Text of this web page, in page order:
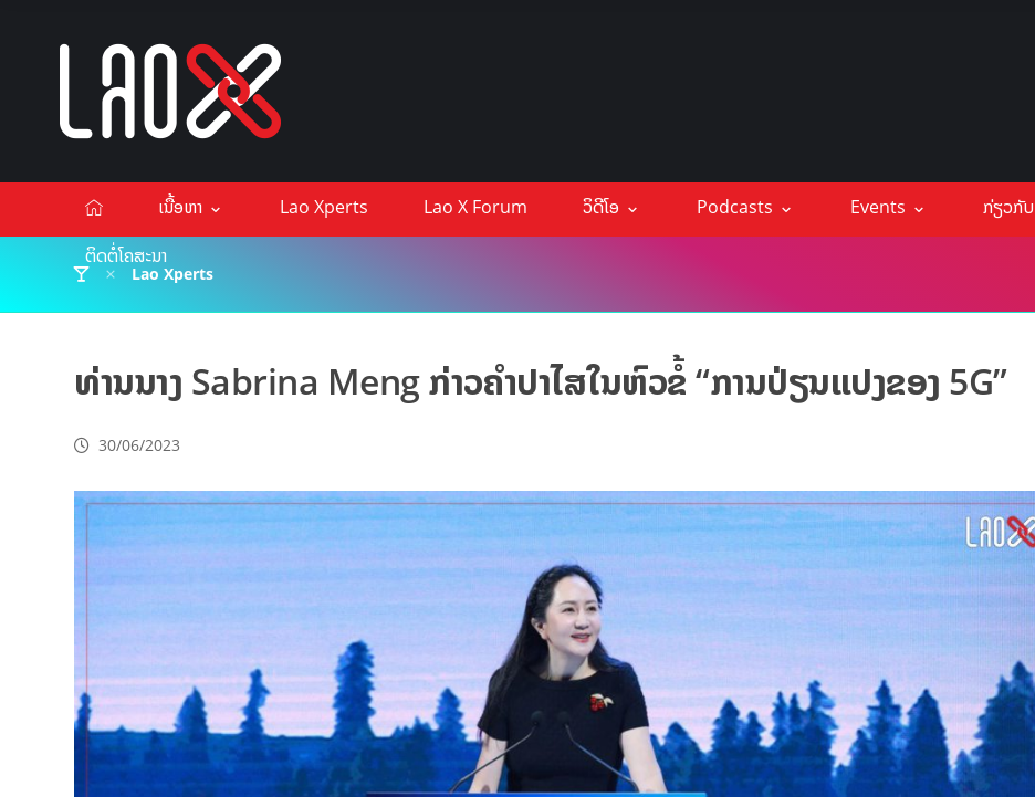
ເນື້ອຫາ Lao Xperts Lao X Forum ວິດີໂອ Podcasts Events
ກ່ຽວກັບ
ຕິດຕໍ່ໂຄສະນາ
Lao Xperts
ທ່ານນາງ Sabrina Meng ກ່າວຄໍາປາໄສໃນຫົວຂໍ້ “ການປ່ຽນແປງຂອງ 5G”
30/06/2023